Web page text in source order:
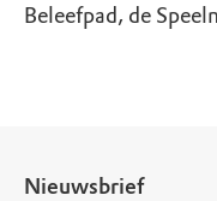
Beleefpad, de
Nieuwsbrief